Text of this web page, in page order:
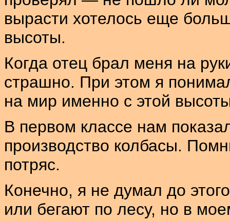
вырасти хотелось еще
высоты.
Когда отец брал меня на
страшно. При этом я
на мир именно с этой
В первом классе нам
производство колбасы.
потряс.
Конечно, я не думал до
или бегают по лесу, но в